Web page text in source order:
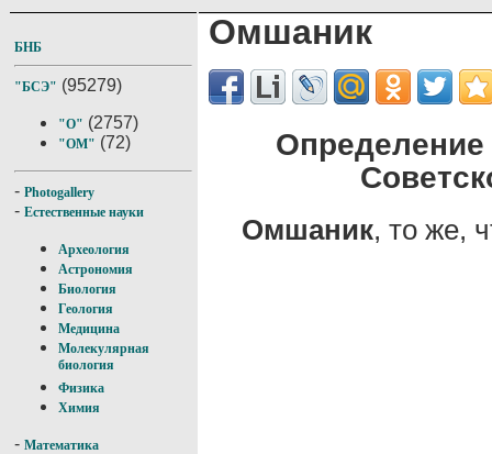
БНБ
"БСЭ" (95279)
"О" (2757)
"ОМ" (72)
- Photogallery
- Естественные науки
Археология
Астрономия
Биология
Геология
Медицина
Молекулярная
биология
Физика
Химия
- Математика
Омшаник
Омшаник, то же,